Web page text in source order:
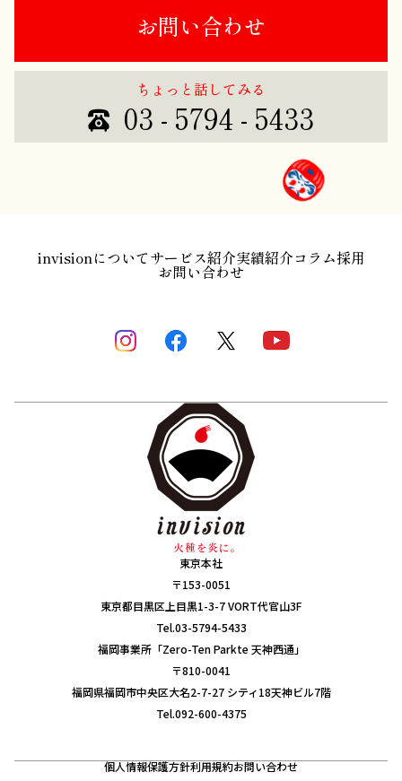
お問い合わせ
ちょっと話してみる
03 - 5794 - 5433
invisionについてサービス紹介実績紹介コラム採用
お問い合わせ
東京本社
〒153-0051
東京都目黒区上目黒1-3-7 VORT代官山3F
Tel.03-5794-5433
福岡事業所「Zero-Ten Parkte 天神西通」
〒810-0041
福岡県福岡市中央区大名2-7-27 シティ18天神ビル7階
Tel.092-600-4375
個人情報保護方針利用規約お問い合わせ